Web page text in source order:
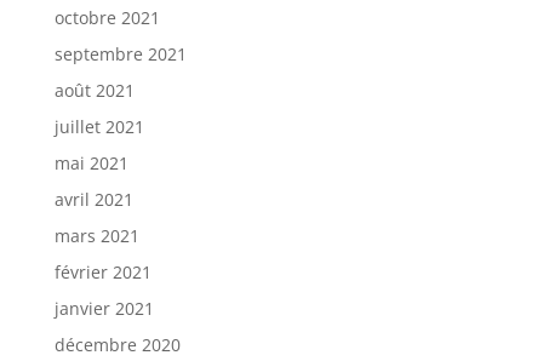
octobre 2021
septembre 2021
août 2021
juillet 2021
mai 2021
avril 2021
mars 2021
février 2021
janvier 2021
décembre 2020